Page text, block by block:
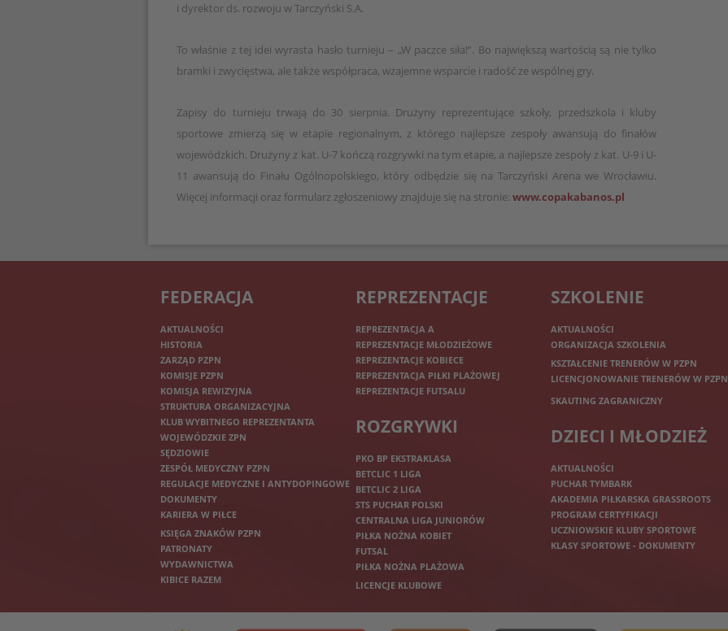
i dyrektor ds. rozwoju w Tarczyński S.A.
To właśnie z tej idei wyrasta hasło turnieju – „W paczce siła!”. Bo największą wartością są nie tylko
bramki i zwycięstwa, ale także współpraca, wzajemne wsparcie i radość ze wspólnej gry.
Zapisy do turnieju trwają do 30 sierpnia. Drużyny reprezentujące szkoły, przedszkola i kluby
sportowe zmierzą się w etapie regionalnym, z którego najlepsze zespoły awansują do finałów
wojewódzkich. Drużyny z kat. U-7 kończą rozgrywki na tym etapie, a najlepsze zespoły z kat. U-9 i U-
11 awansują do Finału Ogólnopolskiego, który odbędzie się na Tarczyński Arena we Wrocławiu.
Więcej informacji oraz formularz zgłoszeniowy znajduje się na stronie: www.copakabanos.pl
FEDERACJA
AKTUALNOŚCI
HISTORIA
ZARZĄD PZPN
KOMISJE PZPN
KOMISJA REWIZYJNA
STRUKTURA ORGANIZACYJNA
KLUB WYBITNEGO REPREZENTANTA
WOJEWÓDZKIE ZPN
SĘDZIOWIE
ZESPÓŁ MEDYCZNY PZPN
REGULACJE MEDYCZNE I ANTYDOPINGOWE
DOKUMENTY
KARIERA W PIŁCE
KSIĘGA ZNAKÓW PZPN
PATRONATY
WYDAWNICTWA
KIBICE RAZEM
REPREZENTACJE
REPREZENTACJA A
REPREZENTACJE MŁODZIEŻOWE
REPREZENTACJE KOBIECE
REPREZENTACJA PIŁKI PLAŻOWEJ
REPREZENTACJE FUTSALU
ROZGRYWKI
PKO BP EKSTRAKLASA
BETCLIC 1 LIGA
BETCLIC 2 LIGA
STS PUCHAR POLSKI
CENTRALNA LIGA JUNIORÓW
PIŁKA NOŻNA KOBIET
FUTSAL
PIŁKA NOŻNA PLAŻOWA
LICENCJE KLUBOWE
SZKOLENIE
AKTUALNOŚCI
ORGANIZACJA SZKOLENIA
KSZTAŁCENIE TRENERÓW W PZPN
LICENCJONOWANIE TRENERÓW W PZPN
SKAUTING ZAGRANICZNY
DZIECI I MŁODZIEŻ
AKTUALNOŚCI
PUCHAR TYMBARK
AKADEMIA PIŁKARSKA GRASSROOTS
PROGRAM CERTYFIKACJI
UCZNIOWSKIE KLUBY SPORTOWE
KLASY SPORTOWE - DOKUMENTY